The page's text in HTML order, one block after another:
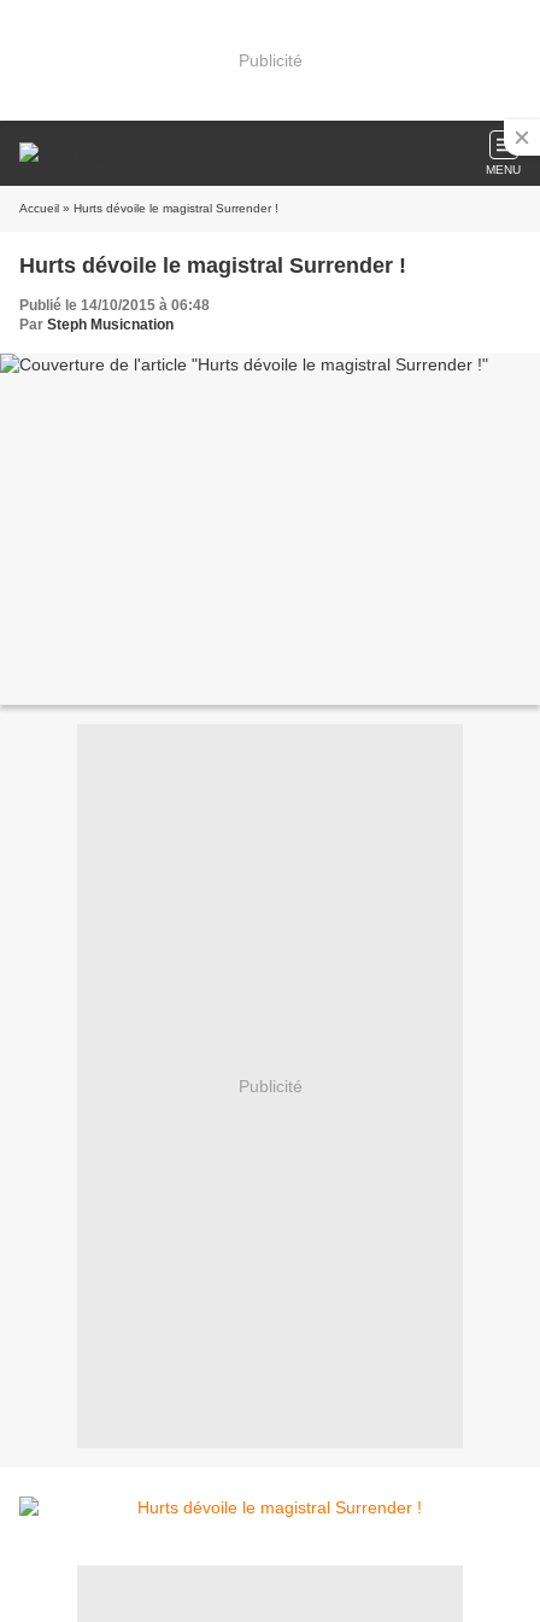
Publicité
MENU
Accueil » Hurts dévoile le magistral Surrender !
Hurts dévoile le magistral Surrender !
Publié le 14/10/2015 à 06:48
Par Steph Musicnation
Publicité